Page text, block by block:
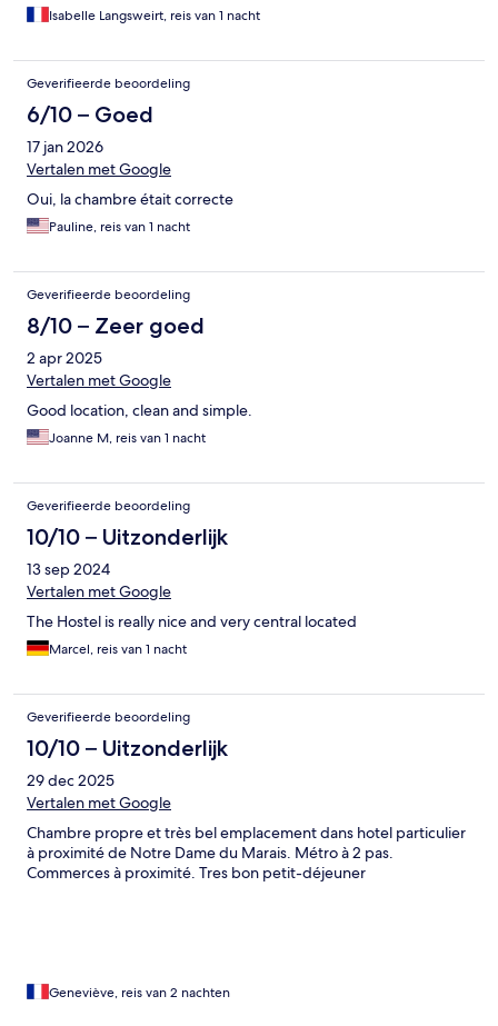
Isabelle Langsweirt, reis van 1 nacht
Geverifieerde beoordeling
6/10 – Goed
17 jan 2026
Vertalen met Google
Oui, la chambre était correcte
Pauline, reis van 1 nacht
Geverifieerde beoordeling
8/10 – Zeer goed
2 apr 2025
Vertalen met Google
Good location, clean and simple.
Joanne M, reis van 1 nacht
Geverifieerde beoordeling
10/10 – Uitzonderlijk
13 sep 2024
Vertalen met Google
The Hostel is really nice and very central located
Marcel, reis van 1 nacht
Geverifieerde beoordeling
10/10 – Uitzonderlijk
29 dec 2025
Vertalen met Google
Chambre propre et très bel emplacement dans hotel particulier
à proximité de Notre Dame du Marais. Métro à 2 pas.
Commerces à proximité. Tres bon petit-déjeuner
Geneviève, reis van 2 nachten